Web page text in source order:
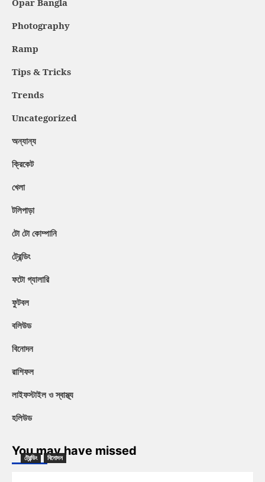
Photography
Ramp
Tips & Tricks
Trends
Uncategorized
অন্যান্য
ক্রিকেট
খেলা
টলিপাড়া
টো টো কোম্পানি
ট্রেন্ডিং
ফটো গ্যালারি
ফুটবল
বলিউড
বিনোদন
রাশিফল
লাইফস্টাইল ও স্বাস্থ্য
হলিউড
You may have missed
ট্রেন্ডিং বিনোদন